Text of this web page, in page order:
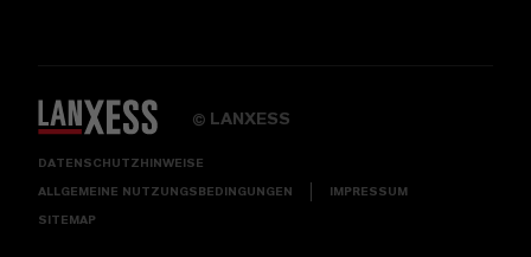
© LANXESS
DATENSCHUTZHINWEISE
ALLGEMEINE NUTZUNGSBEDINGUNGEN IMPRESSUM
SITEMAP